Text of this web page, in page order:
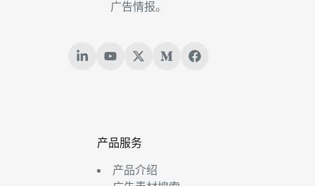
广告情报。
产品服务
产品介绍